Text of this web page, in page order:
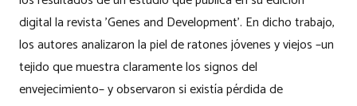
digital la revista 'Genes and Development'. En dicho trabajo,
los autores analizaron la piel de ratones jóvenes y viejos –un
tejido que muestra claramente los signos del
envejecimiento– y observaron si existía pérdida de